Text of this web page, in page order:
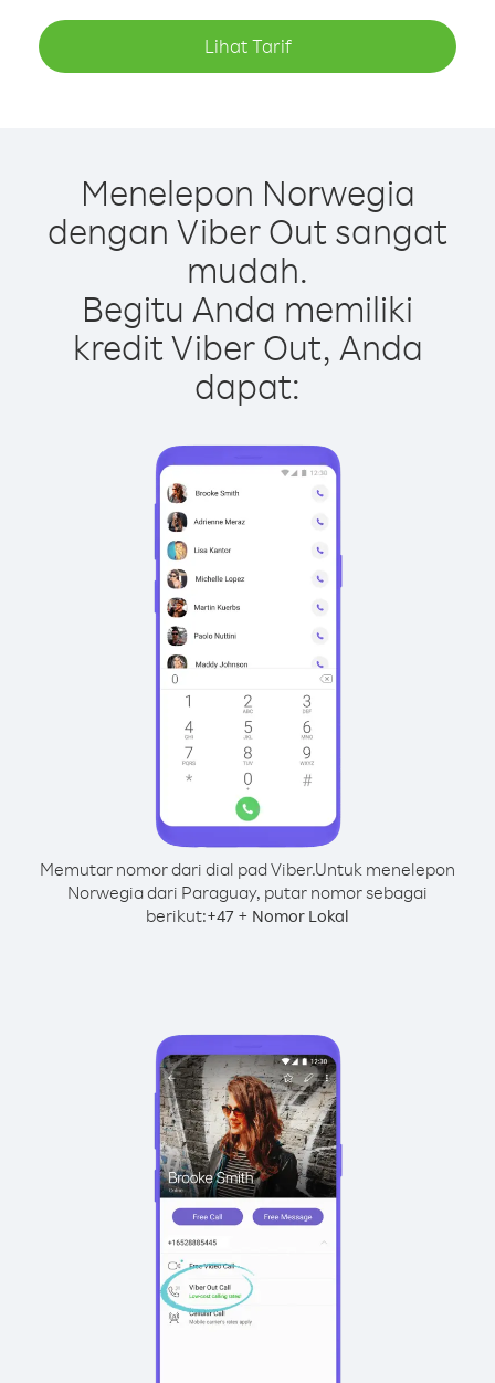
Lihat Tarif
Menelepon Norwegia
dengan Viber Out sangat
mudah.
Begitu Anda memiliki
kredit Viber Out, Anda
dapat:
Memutar nomor dari dial pad Viber.Untuk menelepon
Norwegia dari Paraguay, putar nomor sebagai
berikut:+47 + Nomor Lokal